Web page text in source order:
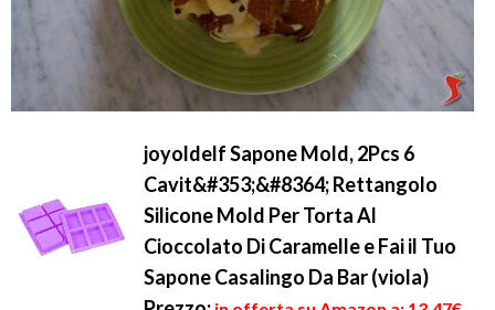
joyoldelf Sapone Mold, 2Pcs 6
Cavit&#353;&#8364; Rettangolo
Silicone Mold Per Torta Al
Cioccolato Di Caramelle e Fai il Tuo
Sapone Casalingo Da Bar (viola)